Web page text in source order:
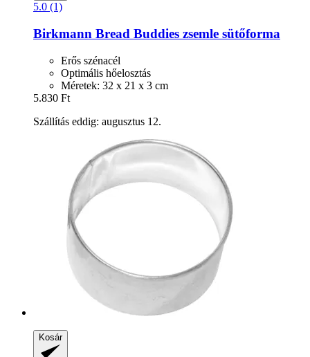
5.0 (1)
Birkmann Bread Buddies zsemle sütőforma
Erős szénacél
Optimális hőelosztás
Méretek: 32 x 21 x 3 cm
5.830 Ft
Szállítás eddig: augusztus 12.
Kosár